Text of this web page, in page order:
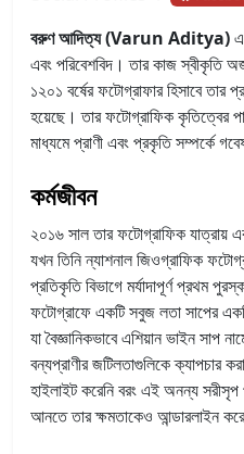
বরুণ আদিত্য (Varun Aditya)
এবং পরিবেশবিদ। তার কাজ স্বীকৃতি
১২০১ বর্ষের ফটোগ্রাফার হিসাবে তার
হয়েছে। তার ফটোগ্রাফিক কৃতিত্বের
মাধ্যমে প্রাণী এবং প্রকৃতি সম্পর্কে
কর্মজীবন
২০১৬ সাল তার ফটোগ্রাফিক যাত্রায়
যখন তিনি ন্যাশনাল জিওগ্রাফিক
প্রতিকৃতি বিভাগে মর্যাদাপূর্ণ প্রথম
ফটোগ্রাফে একটি সবুজ লতা সাপের
যা বৈজ্ঞানিকভাবে এশিয়ান ভাইন সাপ
বন্যপ্রাণীর জটিলতাগুলিকে ক্যাপচার
হাইলাইট করেনি বরং এই অনন্য সরীসৃপ
আনতে তার ক্ষমতাকেও আন্ডারলাইন